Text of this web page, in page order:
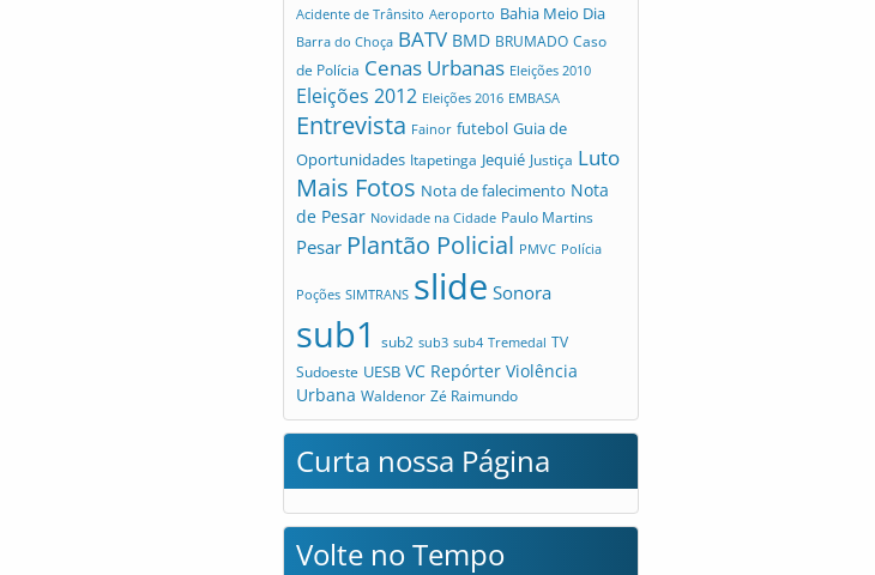
Acidente de Trânsito Aeroporto Bahia Meio Dia
Barra do Choça BATV BMD BRUMADO Caso
de Polícia Cenas Urbanas Eleições 2010
Eleições 2012 Eleições 2016 EMBASA
Entrevista Fainor futebol Guia de
Oportunidades Itapetinga Jequié Justiça Luto
Mais Fotos Nota de falecimento Nota
de Pesar Novidade na Cidade Paulo Martins
Pesar Plantão Policial PMVC Polícia
Poções SIMTRANS slide Sonora
sub1 sub2 sub3 sub4 Tremedal TV
Sudoeste UESB VC Repórter Violência
Urbana Waldenor Zé Raimundo
Curta nossa Página
Volte no Tempo